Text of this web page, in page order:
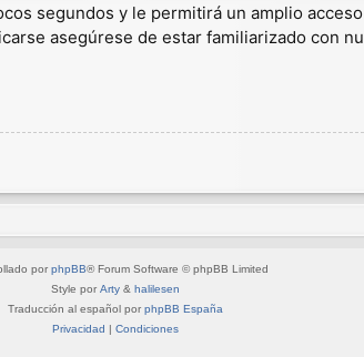
segundos y le permitirá un amplio
asegúrese de estar familiarizado con
por phpBB® Forum Software © phpBB Limited
Style por Arty & halilesen
Traducción al español por phpBB España
Privacidad | Condiciones